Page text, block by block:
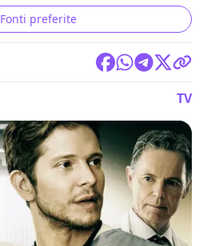
Fonti preferite
TV